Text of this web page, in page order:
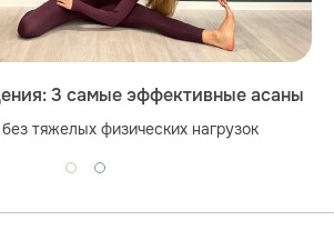
3 самые эффективные асаны
тяжелых физических нагрузок